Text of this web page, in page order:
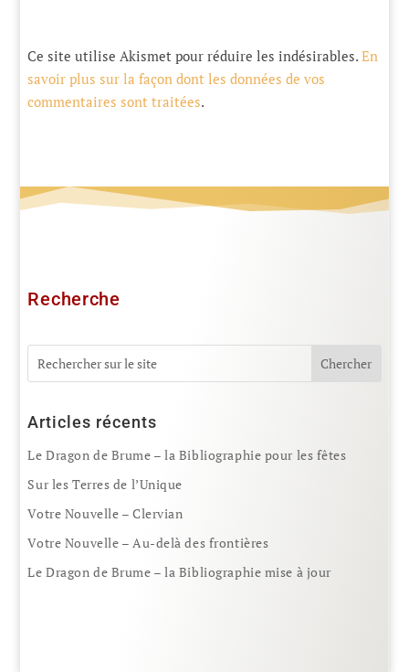
Ce site utilise Akismet pour réduire les indésirables.En
savoir plus sur la façon dont les données de vos
commentaires sont traitées.
Recherche
Articles récents
Le Dragon de Brume – la Bibliographie pour les fêtes
Sur les Terres de l’Unique
Votre Nouvelle – Clervian
Votre Nouvelle – Au-delà des frontières
Le Dragon de Brume – la Bibliographie mise à jour